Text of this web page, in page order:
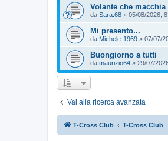
Volante che
da Sara.68 » 05/08/2026,
Mi presento...
da Michele-1969 » 07/07/
Buongiorno a tutti
da maurizio64 » 29/07/
Vai alla ricerca avanzata
T-Cross Club T-Cross Club